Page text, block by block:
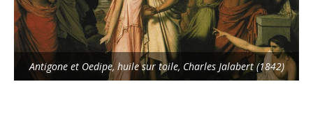
Antigone et Oedipe, huile sur toile, Charles Jalabert (1842)